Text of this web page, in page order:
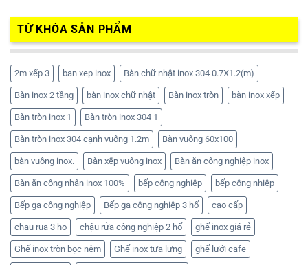
TỪ KHÓA SẢN PHẨM
2m xếp 3 ban xep inox Bàn chữ nhật inox 304 0.7X1.2(m)
Bàn inox 2 tầng bàn inox chữ nhật Bàn inox tròn bàn inox xếp
Bàn tròn inox 1 Bàn tròn inox 304 1
Bàn tròn inox 304 cạnh vuông 1.2m Bàn vuông 60x100
bàn vuông inox. Bàn xếp vuông inox Bàn ăn công nghiệp inox
Bàn ăn công nhân inox 100% bếp công nghiệp bếp công nhiệp
Bếp ga công nghiệp Bếp ga công nghiệp 3 hố cao cấp
chau rua 3 ho chậu rửa công nghiệp 2 hố ghế inox giá rẻ
Ghế inox tròn bọc nệm Ghế inox tựa lưng ghế lưới cafe